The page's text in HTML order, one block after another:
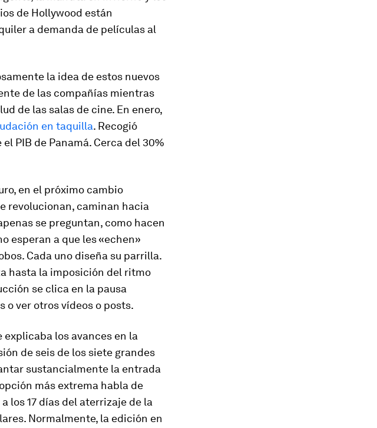
de Hollywood están
a demanda de películas al
la idea de estos nuevos
de las compañías mientras
de las salas de cine. En enero,
en taquilla. Recogió
PIB de Panamá. Cerca del 30%
en el próximo cambio
revolucionan, caminan hacia
se preguntan, como hacen
esperan a que les «echen»
Cada uno diseña su parrilla.
hasta la imposición del ritmo
se clica en la pausa
o ver otros vídeos o posts.
explicaba los avances en la
de seis de los siete grandes
sustancialmente la entrada
más extrema habla de
los 17 días del aterrizaje de la
Normalmente, la edición en